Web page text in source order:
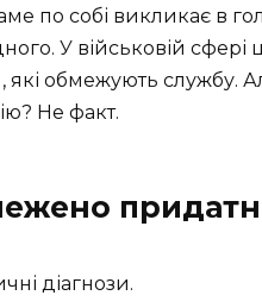
по собі викликає в
У військовій сфері
які обмежують службу.
Не факт.
діагнози.